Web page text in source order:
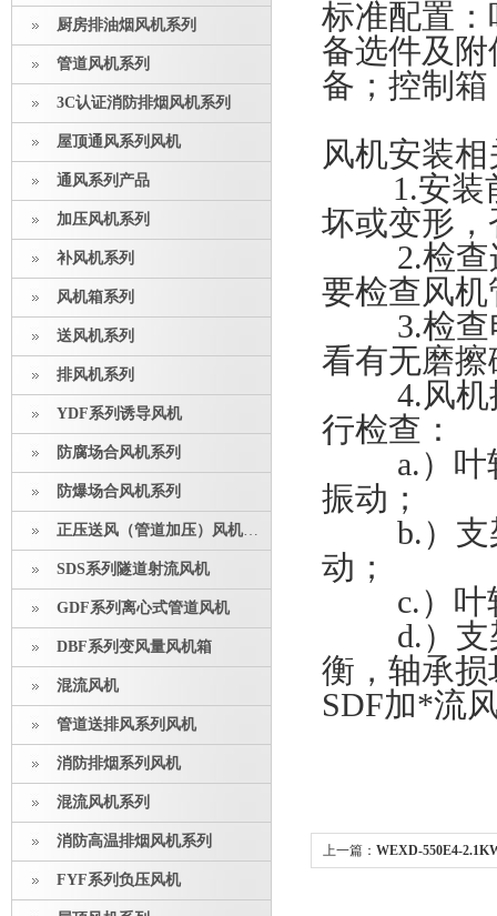
厨房排油烟风机系列
管道风机系列
3C认证消防排烟风机系列
屋顶通风系列风机
通风系列产品
加压风机系列
补风机系列
风机箱系列
送风机系列
排风机系列
YDF系列诱导风机
防腐场合风机系列
防爆场合风机系列
正压送风（管道加压）风机系列
SDS系列隧道射流风机
GDF系列离心式管道风机
DBF系列变风量风机箱
混流风机
管道送排风系列风机
消防排烟系列风机
混流风机系列
消防高温排烟风机系列
FYF系列负压风机
标准配置
备选件及
备；控制
风机安装
1.安装前
坏或变形
2.检查连
要检查风
3.检查电
看有无磨
4.风机振
行检查：
a.）叶轮
振动；
b.）支架
动；
c.）叶轮
d.）支架
衡，轴承
SDF加*流
上一篇： WEXD-550E4-